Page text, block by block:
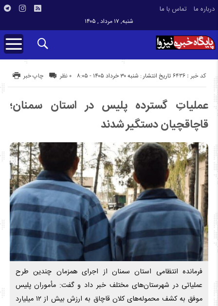
درباره ما تماس با ما
شنبه, ۱۷ مرداد , ۱۴۰۵
تاریخ انتشار : شنبه ۳۰ خرداد ۱۴۰۵ - ۸:۰۵ کد خبر : 6436 چاپ خبر ۰ نظر
عملیاتِ گسترده پلیس در استان سمنان؛
قاچاقچیان دستگیر شدند
فرمانده انتظامی استان سمنان از اجرای همزمان چندین طرح
عملیاتی در شهرستان‌های مختلف خبر داد و گفت: مأموران پلیس
موفق به کشف محموله‌های کلان قاچاق به ارزش بیش از ۱۲ میلیارد